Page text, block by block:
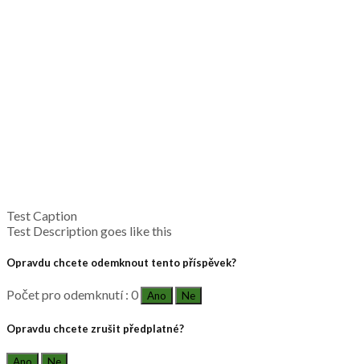
Test Caption
Test Description goes like this
Opravdu chcete odemknout tento příspěvek?
Počet pro odemknutí : 0 Ano Ne
Opravdu chcete zrušit předplatné?